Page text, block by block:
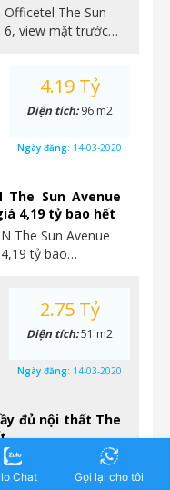
The Sun
6, view mặt trước…
The Sun Avenue
4,19 tỷ bao hết
The Sun Avenue
tỷ bao…
4.19 Tỷ
Diện tích:96 m2
Ngày đăng: 14-03-2020
đủ nội thất The
thiện đầy đủ
tích: 51m2
2.75 Tỷ
Diện tích:51 m2
Ngày đăng: 14-03-2020
Chat Gọi lại cho tôi